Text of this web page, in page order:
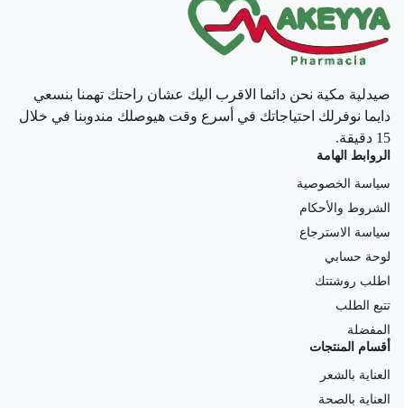
صيدلية مكية نحن دائما الاقرب اليك عشان راحتك تهمنا بنسعي
دايما نوفرلك احتياجاتك في أسرع وقت هيوصلك مندوبنا في خلال
15 دقيقة.
الروابط الهامة
سياسة الخصوصية
الشروط والأحكام
سياسة الاسترجاع
لوحة حسابي
اطلب روشتتك
تتبع الطلب
المفضلة
أقسام المنتجات
العناية بالشعر
العناية بالصحة